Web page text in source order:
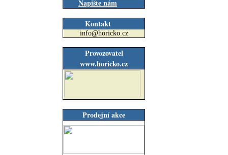
Napište nám
Kontakt
info@horicko.cz
Provozovatel
www.horicko.cz
Prodejní akce